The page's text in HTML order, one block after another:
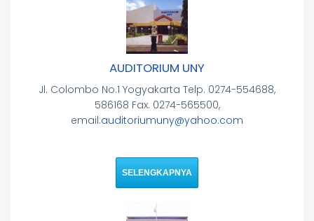
AUDITORIUM UNY
Jl. Colombo No.1 Yogyakarta Telp. 0274-554688,
586168 Fax. 0274-565500,
email:auditoriumuny@yahoo.com
SELENGKAPNYA